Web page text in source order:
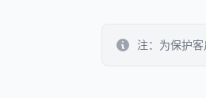
注：为保护